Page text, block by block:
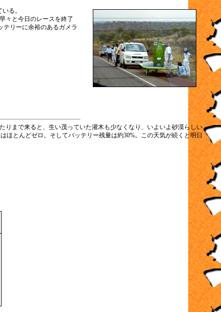
る。
々と今日のレースを終了
テリーに余裕のあるガメラ
まで来ると、生い茂っていた灌木も少なくなり、いよいよ砂漠らしい
とんどゼロ。そしてバッテリー残量は約30%。この天気が続くと明日